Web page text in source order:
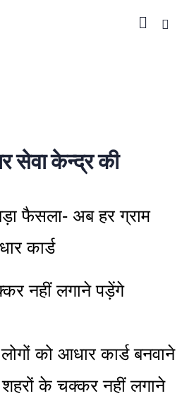
सेवा केन्द्र की
फैसला- अब हर ग्राम
कार्ड
नहीं लगाने पड़ेंगे
को आधार कार्ड बनवाने
के चक्कर नहीं लगाने